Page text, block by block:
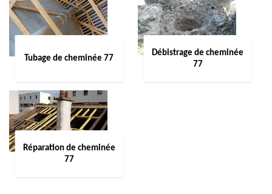
Tubage de cheminée 77
Débistrage de cheminée
77
Réparation de cheminée
77